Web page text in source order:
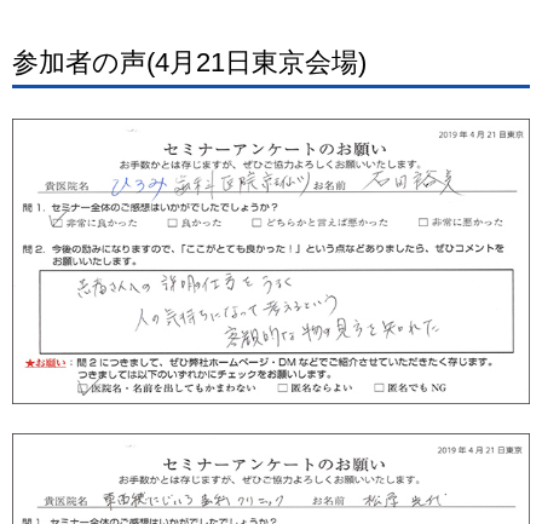
参加者の声(4月21日東京会場)